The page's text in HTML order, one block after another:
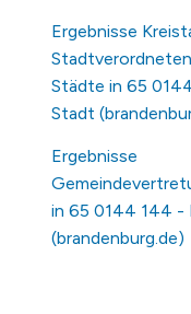
Ergebnisse
Städte in 65
Stadt
Ergebnisse
in 65 0144 144 -
(brandenburg.de)